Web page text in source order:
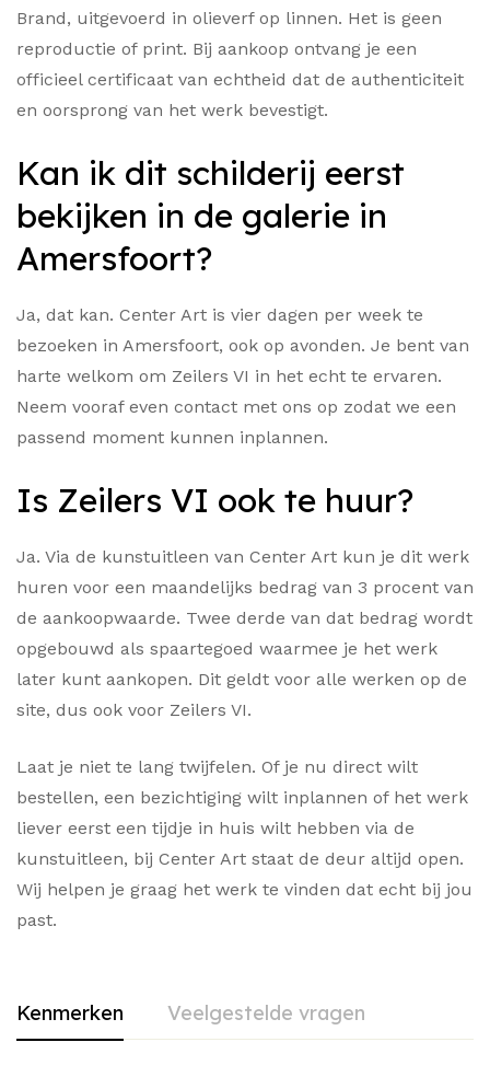
Brand, uitgevoerd in olieverf op linnen. Het is geen
reproductie of print. Bij aankoop ontvang je een
officieel certificaat van echtheid dat de authenticiteit
en oorsprong van het werk bevestigt.
Kan ik dit schilderij eerst
bekijken in de galerie in
Amersfoort?
Ja, dat kan. Center Art is vier dagen per week te
bezoeken in Amersfoort, ook op avonden. Je bent van
harte welkom om Zeilers VI in het echt te ervaren.
Neem vooraf even contact met ons op zodat we een
passend moment kunnen inplannen.
Is Zeilers VI ook te huur?
Ja. Via de kunstuitleen van Center Art kun je dit werk
huren voor een maandelijks bedrag van 3 procent van
de aankoopwaarde. Twee derde van dat bedrag wordt
opgebouwd als spaartegoed waarmee je het werk
later kunt aankopen. Dit geldt voor alle werken op de
site, dus ook voor Zeilers VI.
Laat je niet te lang twijfelen. Of je nu direct wilt
bestellen, een bezichtiging wilt inplannen of het werk
liever eerst een tijdje in huis wilt hebben via de
kunstuitleen, bij Center Art staat de deur altijd open.
Wij helpen je graag het werk te vinden dat echt bij jou
past.
Kenmerken Veelgestelde vragen